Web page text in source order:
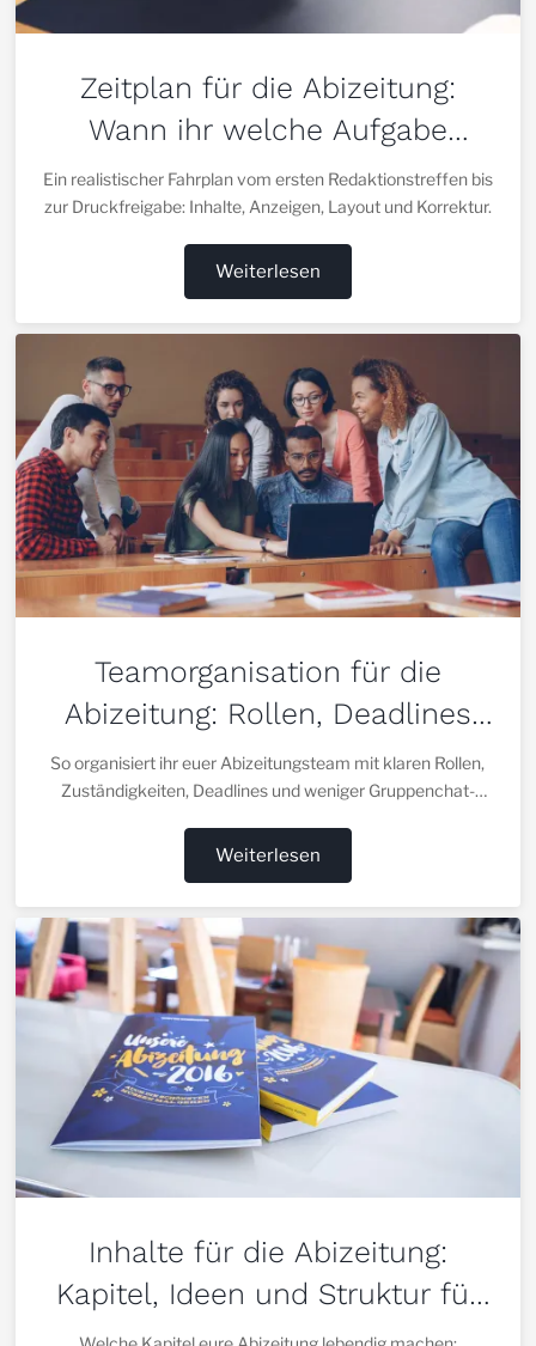
Zeitplan für die Abizeitung:
Wann ihr welche Aufgabe
erledigen solltet
Ein realistischer Fahrplan vom ersten Redaktionstreffen bis
zur Druckfreigabe: Inhalte, Anzeigen, Layout und Korrektur.
Weiterlesen
Teamorganisation für die
Abizeitung: Rollen, Deadlines
und klare Abläufe
So organisiert ihr euer Abizeitungsteam mit klaren Rollen,
Zuständigkeiten, Deadlines und weniger Gruppenchat-
Weiterlesen
Inhalte für die Abizeitung:
Kapitel, Ideen und Struktur für
euer Abibuch